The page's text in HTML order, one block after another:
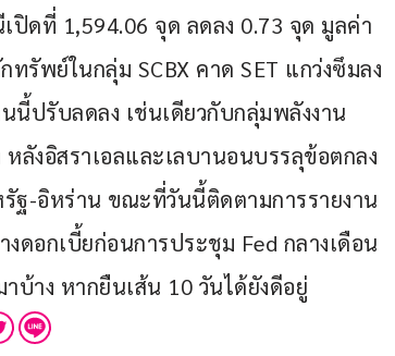
ดที่ 1,594.06 จุด ลดลง 0.73 จุด มูลค่า
รัพย์ในกลุ่ม SCBX คาด SET แกว่งซึมลง
นี้ปรับลดลง เช่นเดียวกับกลุ่มพลังงาน
ลังอิสราเอลและเลบานอนบรรลุข้อตกลง
ฐ-อิหร่าน ขณะที่วันนี้ติดตามการรายงาน
อกเบี้ยก่อนการประชุม Fed กลางเดือน
บ้าง หากยืนเส้น 10 วันได้ยังดีอยู่